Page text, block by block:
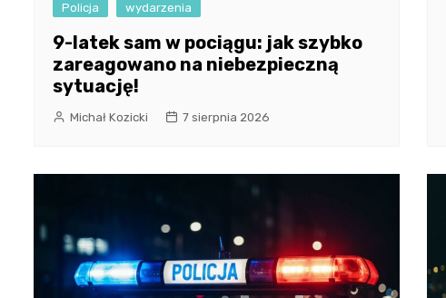
Policja wydarzenia
9-latek sam w pociągu: jak szybko
zareagowano na niebezpieczną
sytuację!
Michał Kozicki 7 sierpnia 2026